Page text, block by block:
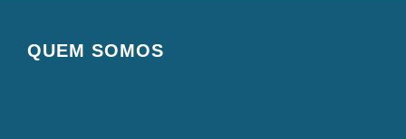
QUEM SOMOS